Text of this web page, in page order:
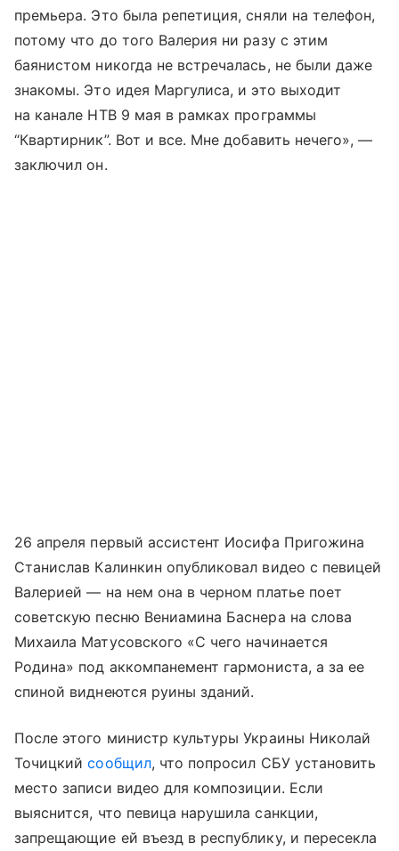
премьера. Это была репетиция, сняли на телефон,
потому что до того Валерия ни разу с этим
баянистом никогда не встречалась, не были даже
знакомы. Это идея Маргулиса, и это выходит
на канале НТВ 9 мая в рамках программы
“Квартирник”. Вот и все. Мне добавить нечего», —
заключил он.
26 апреля первый ассистент Иосифа Пригожина
Станислав Калинкин опубликовал видео с певицей
Валерией — на нем она в черном платье поет
советскую песню Вениамина Баснера на слова
Михаила Матусовского «С чего начинается
Родина» под аккомпанемент гармониста, а за ее
спиной виднеются руины зданий.
После этого министр культуры Украины Николай
Точицкийсообщил, что попросил СБУ установить
место записи видео для композиции. Если
выяснится, что певица нарушила санкции,
запрещающие ей въезд в республику, и пересекла